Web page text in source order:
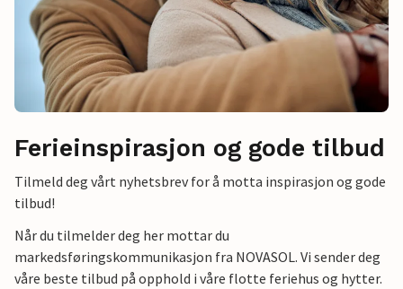
Ferieinspirasjon og gode tilbud
Tilmeld deg vårt nyhetsbrev for å motta inspirasjon og gode
tilbud!
Når du tilmelder deg her mottar du
markedsføringskommunikasjon fra NOVASOL. Vi sender deg
våre beste tilbud på opphold i våre flotte feriehus og hytter.